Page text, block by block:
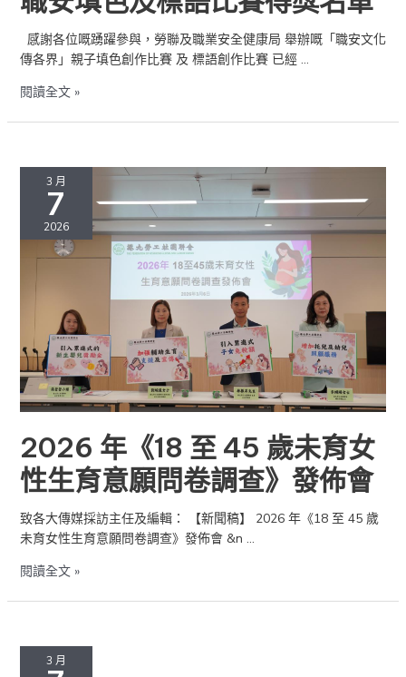
感謝各位嘅踴躍參與，勞聯及職業安全健康局 舉辦嘅「職安文化
傳各界」親子填色創作比賽 及 標語創作比賽 已經 …
閱讀全文 »
3 月
7
2026
2026 年《18 至 45 歲未育女
性生育意願問卷調查》發佈會
致各大傳媒採訪主任及編輯： 【新聞稿】 2026 年《18 至 45 歲
未育女性生育意願問卷調查》發佈會 &n …
45
生
育
意
願
問
卷
調
查》
發
佈
閱讀全文 »
3 月